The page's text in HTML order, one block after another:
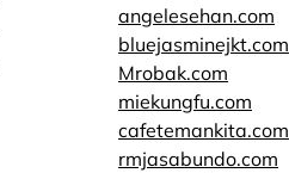
angelesehan.com
bluejasminejkt.com
Mrobak.com
miekungfu.com
cafetemankita.com
rmjasabundo.com